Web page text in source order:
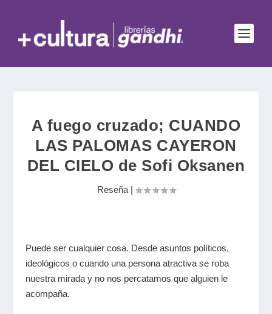
A fuego cruzado; CUANDO
LAS PALOMAS CAYERON
DEL CIELO de Sofi Oksanen
Reseña|
Puede ser cualquier cosa. Desde asuntos políticos,
ideológicos o cuando una persona atractiva se roba
nuestra mirada y no nos percatamos que alguien le
acompaña.